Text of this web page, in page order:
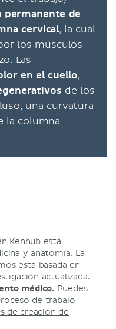
permanente de
cervical, la cual
los músculos
Las
en el cuello,
de los
una curvatura
la columna
Kenhub está
y anatomía. La
está basada en
actualizada.
médico. Puedes
de trabajo
de creación de